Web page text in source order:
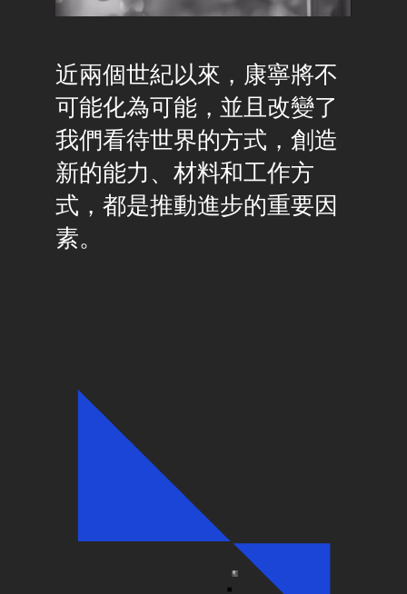
近兩個世紀以來，康寧將不
可能化為可能，並且改變了
我們看待世界的方式，創造
新的能力、材料和工作方
式，都是推動進步的重要因
素。